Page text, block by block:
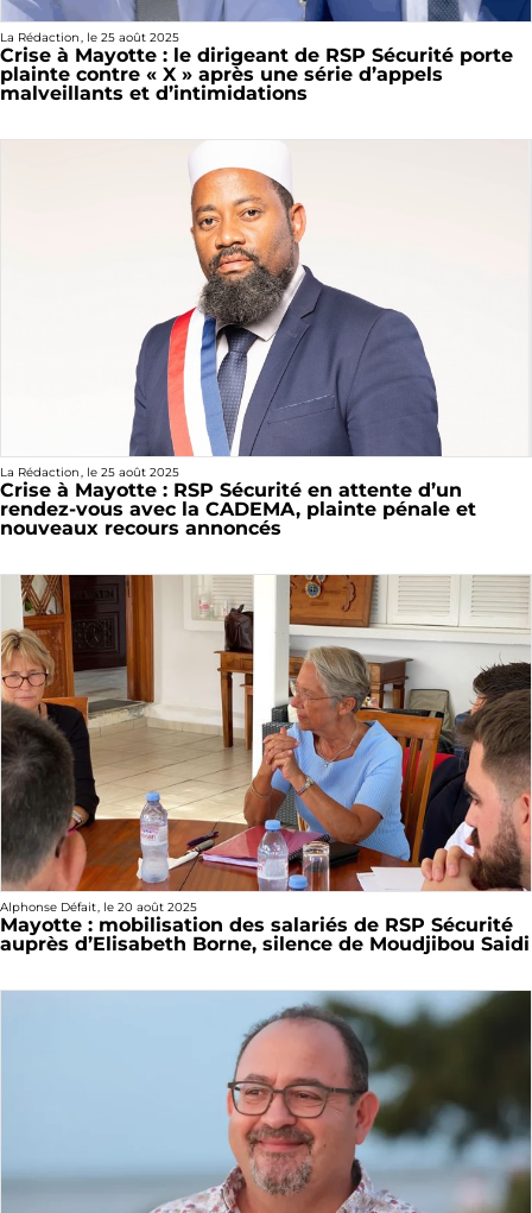
La Rédaction, le 25 août 2025
Crise à Mayotte : le dirigeant de RSP Sécurité porte
plainte contre « X » après une série d’appels
malveillants et d’intimidations
La Rédaction, le 25 août 2025
Crise à Mayotte : RSP Sécurité en attente d’un
rendez-vous avec la CADEMA, plainte pénale et
nouveaux recours annoncés
Alphonse Défait, le 20 août 2025
Mayotte : mobilisation des salariés de RSP Sécurité
auprès d’Elisabeth Borne, silence de Moudjibou Saidi